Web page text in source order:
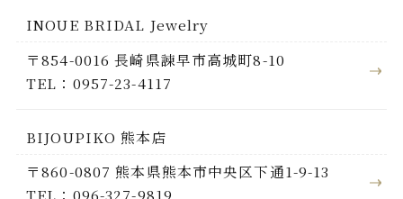
INOUE BRIDAL Jewelry
〒854-0016 長崎県諫早市高城町8-10
TEL：0957-23-4117
BIJOUPIKO 熊本店
〒860-0807 熊本県熊本市中央区下通1-9-13
TEL：096-327-9819